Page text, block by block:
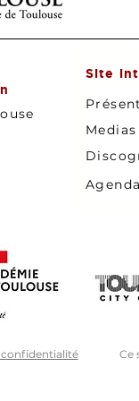
Site
Medias
Agenda
Ce